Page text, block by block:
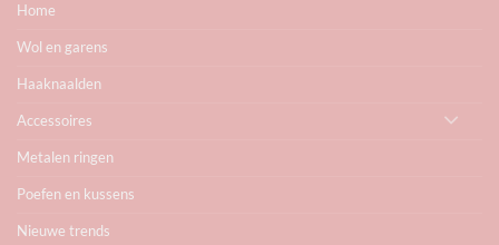
Home
Wol en garens
Haaknaalden
Accessoires
Metalen ringen
Poefen en kussens
Nieuwe trends